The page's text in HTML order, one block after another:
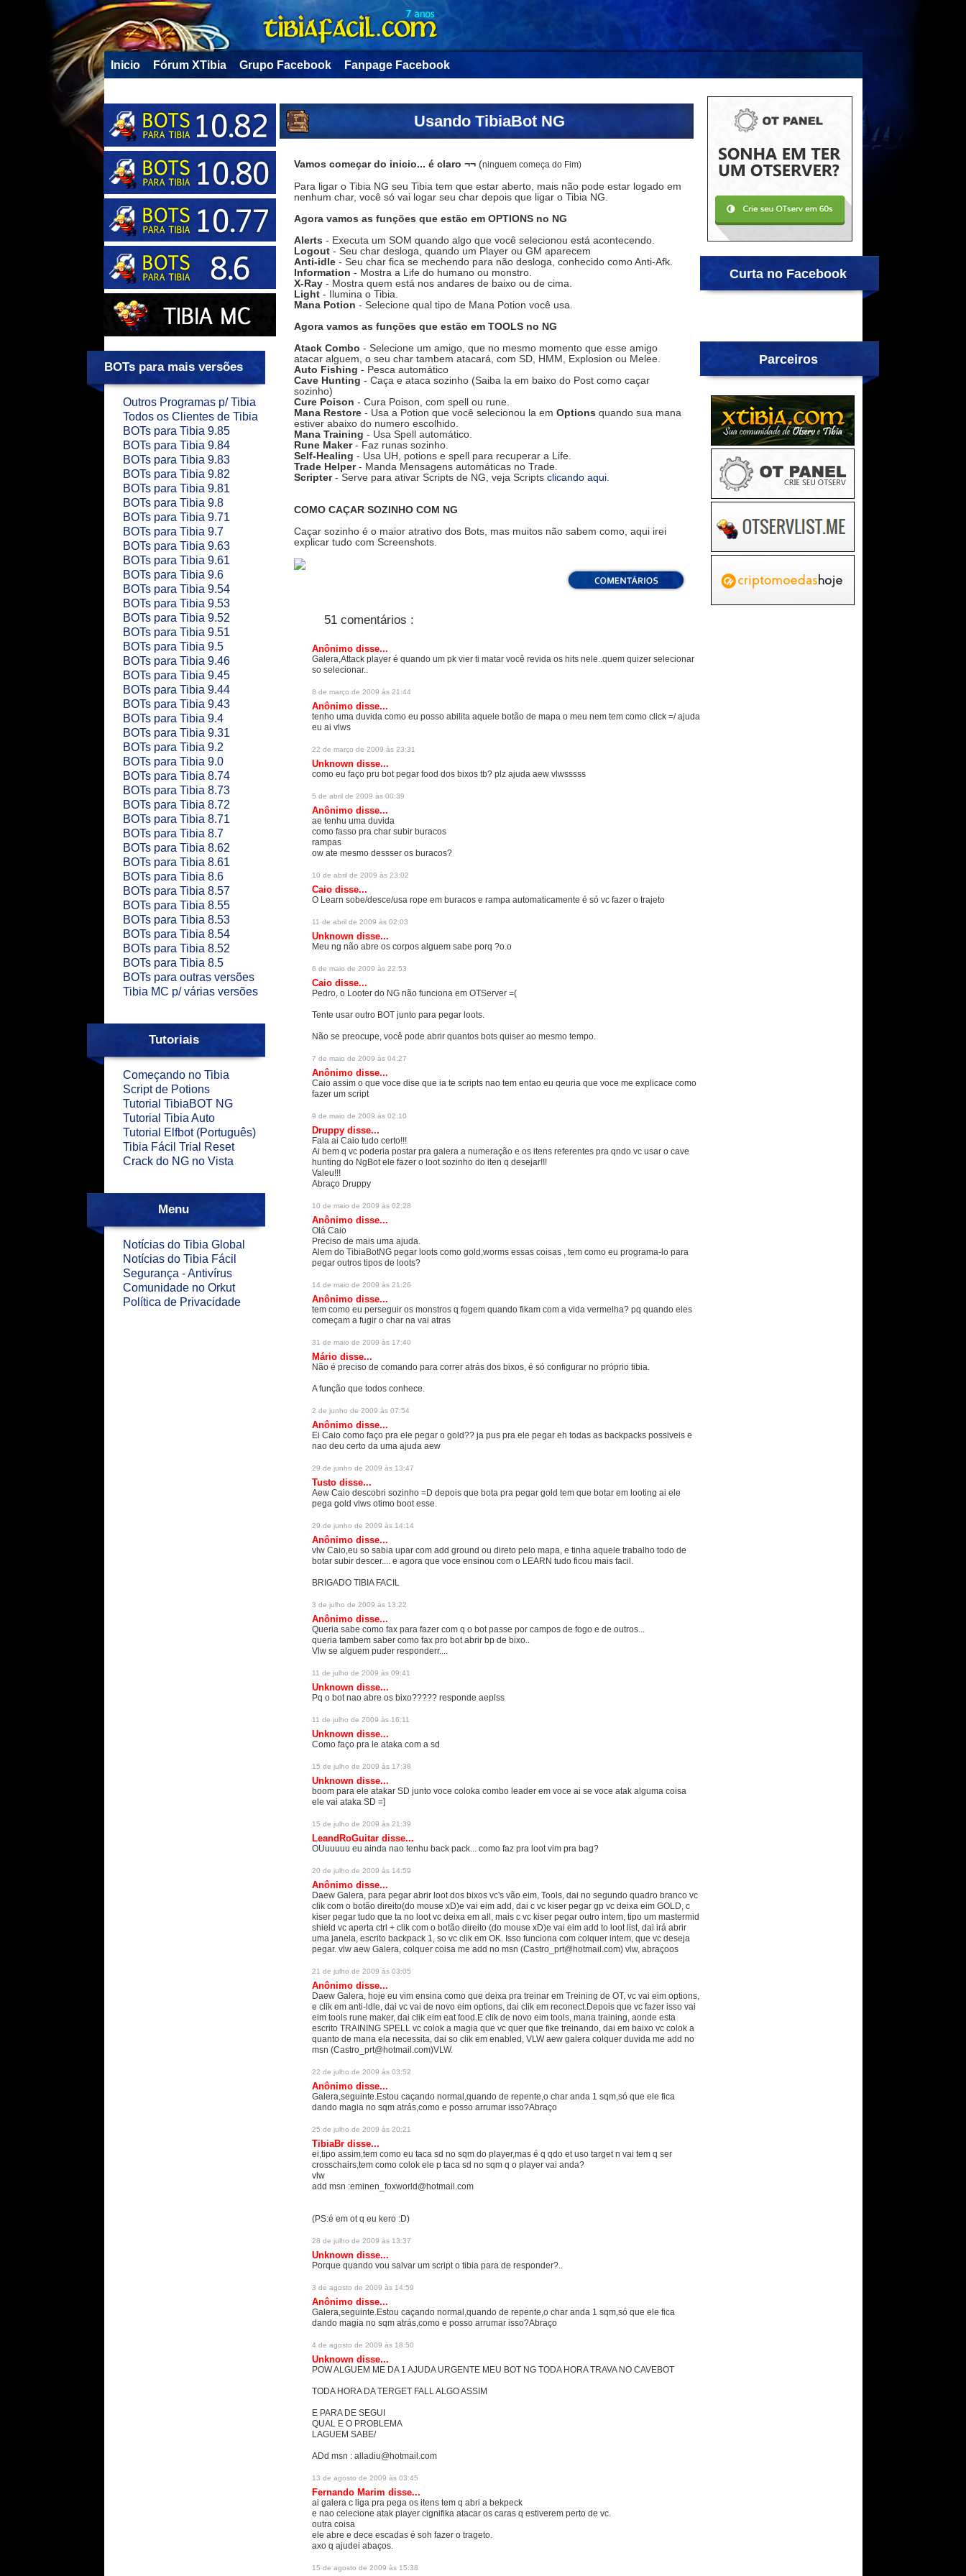
Inicio Fórum XTibia Grupo Facebook Fanpage Facebook
BOTs para mais versões
Outros Programas p/ Tibia
Todos os Clientes de Tibia
BOTs para Tibia 9.85
BOTs para Tibia 9.84
BOTs para Tibia 9.83
BOTs para Tibia 9.82
BOTs para Tibia 9.81
BOTs para Tibia 9.8
BOTs para Tibia 9.71
BOTs para Tibia 9.7
BOTs para Tibia 9.63
BOTs para Tibia 9.61
BOTs para Tibia 9.6
BOTs para Tibia 9.54
BOTs para Tibia 9.53
BOTs para Tibia 9.52
BOTs para Tibia 9.51
BOTs para Tibia 9.5
BOTs para Tibia 9.46
BOTs para Tibia 9.45
BOTs para Tibia 9.44
BOTs para Tibia 9.43
BOTs para Tibia 9.4
BOTs para Tibia 9.31
BOTs para Tibia 9.2
BOTs para Tibia 9.0
BOTs para Tibia 8.74
BOTs para Tibia 8.73
BOTs para Tibia 8.72
BOTs para Tibia 8.71
BOTs para Tibia 8.7
BOTs para Tibia 8.62
BOTs para Tibia 8.61
BOTs para Tibia 8.6
BOTs para Tibia 8.57
BOTs para Tibia 8.55
BOTs para Tibia 8.53
BOTs para Tibia 8.54
BOTs para Tibia 8.52
BOTs para Tibia 8.5
BOTs para outras versões
Tibia MC p/ várias versões
Tutoriais
Começando no Tibia
Script de Potions
Tutorial TibiaBOT NG
Tutorial Tibia Auto
Tutorial Elfbot (Português)
Tibia Fácil Trial Reset
Crack do NG no Vista
Menu
Notícias do Tibia Global
Notícias do Tibia Fácil
Segurança - Antivírus
Comunidade no Orkut
Política de Privacidade
Usando TibiaBot NG
Vamos começar do inicio... é claro ¬¬(ninguem começa do Fim)
Para ligar o Tibia NG seu Tibia tem que estar aberto, mais não pode estar logado em
nenhum char, você só vai logar seu char depois que ligar o Tibia NG.
Agora vamos as funções que estão em OPTIONS no NG
Alerts - Executa um SOM quando algo que você selecionou está acontecendo.
Logout- Seu char desloga, quando um Player ou GM aparecem
Anti-idle- Seu char fica se mechendo para não desloga, conhecido como Anti-Afk.
Information - Mostra a Life do humano ou monstro.
X-Ray - Mostra quem está nos andares de baixo ou de cima.
Light - Ilumina o Tibia.
Mana Potion - Selecione qual tipo de Mana Potion você usa.
Agora vamos as funções que estão em TOOLS no NG
Atack Combo - Selecione um amigo, que no mesmo momento que esse amigo
atacar alguem, o seu char tambem atacará, com SD, HMM, Explosion ou Melee.
Auto Fishing - Pesca automático
Cave Hunting - Caça e ataca sozinho (Saiba la em baixo do Post como caçar
sozinho)
Cure Poison - Cura Poison, com spell ou rune.
Mana Restore - Usa a Potion que você selecionou la em Options quando sua mana
estiver abaixo do numero escolhido.
Mana Training - Usa Spell automático.
Rune Maker- Faz runas sozinho.
Self-Healing - Usa UH, potions e spell para recuperar a Life.
Trade Helper- Manda Mensagens automáticas no Trade.
Scripter- Serve para ativar Scripts de NG, veja Scripts clicando aqui.
COMO CAÇAR SOZINHO COM NG
Caçar sozinho é o maior atrativo dos Bots, mas muitos não sabem como, aqui irei
explicar tudo com Screenshots.
51 comentários :
Anônimo disse...
Galera,Attack player é quando um pk vier ti matar você revida os hits nele..quem quizer selecionar
so selecionar..
8 de março de 2009 às 21:44
Anônimo disse...
tenho uma duvida como eu posso abilita aquele botão de mapa o meu nem tem como click =/ ajuda
eu ai vlws
22 de março de 2009 às 23:31
Unknown disse...
como eu faço pru bot pegar food dos bixos tb? plz ajuda aew vlwsssss
5 de abril de 2009 às 00:39
Anônimo disse...
ae tenhu uma duvida
como fasso pra char subir buracos
rampas
ow ate mesmo dessser os buracos?
10 de abril de 2009 às 23:02
Caio disse...
O Learn sobe/desce/usa rope em buracos e rampa automaticamente é só vc fazer o trajeto
11 de abril de 2009 às 02:03
Unknown disse...
Meu ng não abre os corpos alguem sabe porq ?o.o
6 de maio de 2009 às 22:53
Caio disse...
Pedro, o Looter do NG não funciona em OTServer =(
Tente usar outro BOT junto para pegar loots.
Não se preocupe, você pode abrir quantos bots quiser ao mesmo tempo.
7 de maio de 2009 às 04:27
Anônimo disse...
Caio assim o que voce dise que ia te scripts nao tem entao eu qeuria que voce me explicace como
fazer um script
9 de maio de 2009 às 02:10
Druppy disse...
Fala ai Caio tudo certo!!!
Ai bem q vc poderia postar pra galera a numeração e os itens referentes pra qndo vc usar o cave
hunting do NgBot ele fazer o loot sozinho do iten q desejar!!!
Valeu!!!
Abraço Druppy
10 de maio de 2009 às 02:28
Anônimo disse...
Olá Caio
Preciso de mais uma ajuda.
Alem do TibiaBotNG pegar loots como gold,worms essas coisas , tem como eu programa-lo para
pegar outros tipos de loots?
14 de maio de 2009 às 21:26
Anônimo disse...
tem como eu perseguir os monstros q fogem quando fikam com a vida vermelha? pq quando eles
começam a fugir o char na vai atras
31 de maio de 2009 às 17:40
Mário disse...
Não é preciso de comando para correr atrás dos bixos, é só configurar no próprio tibia.
A função que todos conhece.
2 de junho de 2009 às 07:54
Anônimo disse...
Ei Caio como faço pra ele pegar o gold?? ja pus pra ele pegar eh todas as backpacks possiveis e
nao deu certo da uma ajuda aew
29 de junho de 2009 às 13:47
Tusto disse...
Aew Caio descobri sozinho =D depois que bota pra pegar gold tem que botar em looting ai ele
pega gold vlws otimo boot esse.
29 de junho de 2009 às 14:14
Anônimo disse...
vlw Caio,eu so sabia upar com add ground ou direto pelo mapa, e tinha aquele trabalho todo de
botar subir descer.... e agora que voce ensinou com o LEARN tudo ficou mais facil.
BRIGADO TIBIA FACIL
3 de julho de 2009 às 13:22
Anônimo disse...
Queria sabe como fax para fazer com q o bot passe por campos de fogo e de outros...
queria tambem saber como fax pro bot abrir bp de bixo..
Vlw se alguem puder responderr....
11 de julho de 2009 às 09:41
Unknown disse...
Pq o bot nao abre os bixo????? responde aeplss
11 de julho de 2009 às 16:11
Unknown disse...
Como faço pra le ataka com a sd
15 de julho de 2009 às 17:38
Unknown disse...
boom para ele atakar SD junto voce coloka combo leader em voce ai se voce atak alguma coisa
ele vai ataka SD =]
15 de julho de 2009 às 21:39
LeandRoGuitar disse...
OUuuuuu eu ainda nao tenhu back pack... como faz pra loot vim pra bag?
20 de julho de 2009 às 14:59
Anônimo disse...
Daew Galera, para pegar abrir loot dos bixos vc's vão eim, Tools, dai no segundo quadro branco vc
clik com o botão direito(do mouse xD)e vai eim add, dai c vc kiser pegar gp vc deixa eim GOLD, c
kiser pegar tudo que ta no loot vc deixa em all, mais c vc kiser pegar outro intem, tipo um mastermid
shield vc aperta ctrl + clik com o botão direito (do mouse xD)e vai eim add to loot list, dai irá abrir
uma janela, escrito backpack 1, so vc clik em OK. Isso funciona com colquer intem, que vc deseja
pegar. vlw aew Galera, colquer coisa me add no msn (Castro_prt@hotmail.com) vlw, abraçoos
21 de julho de 2009 às 03:05
Anônimo disse...
Daew Galera, hoje eu vim ensina como que deixa pra treinar em Treining de OT, vc vai eim options,
e clik em anti-ldle, dai vc vai de novo eim options, dai clik em reconect.Depois que vc fazer isso vai
eim tools rune maker, dai clik eim eat food.E clik de novo eim tools, mana training, aonde esta
escrito TRAINING SPELL vc colok a magia que vc quer que fike treinando, dai em baixo vc colok a
quanto de mana ela necessita, dai so clik em enabled, VLW aew galera colquer duvida me add no
msn (Castro_prt@hotmail.com)VLW.
22 de julho de 2009 às 03:52
Anônimo disse...
Galera,seguinte.Estou caçando normal,quando de repente,o char anda 1 sqm,só que ele fica
dando magia no sqm atrás,como e posso arrumar isso?Abraço
25 de julho de 2009 às 20:21
TibiaBr disse...
ei,tipo assim,tem como eu taca sd no sqm do player,mas é q qdo et uso target n vai tem q ser
crosschairs,tem como colok ele p taca sd no sqm q o player vai anda?
vlw
add msn :eminen_foxworld@hotmail.com
(PS:é em ot q eu kero :D)
28 de julho de 2009 às 13:37
Unknown disse...
Porque quando vou salvar um script o tibia para de responder?..
3 de agosto de 2009 às 14:59
Anônimo disse...
Galera,seguinte.Estou caçando normal,quando de repente,o char anda 1 sqm,só que ele fica
dando magia no sqm atrás,como e posso arrumar isso?Abraço
4 de agosto de 2009 às 18:50
Unknown disse...
POW ALGUEM ME DA 1 AJUDA URGENTE MEU BOT NG TODA HORA TRAVA NO CAVEBOT
TODA HORA DA TERGET FALL ALGO ASSIM
E PARA DE SEGUI
QUAL E O PROBLEMA
LAGUEM SABE/
ADd msn : alladiu@hotmail.com
13 de agosto de 2009 às 03:45
Fernando Marim disse...
ai galera c liga pra pega os itens tem q abri a bekpeck
e nao celecione atak player cignifika atacar os caras q estiverem perto de vc.
outra coisa
ele abre e dece escadas é soh fazer o trageto.
axo q ajudei abaços.
15 de agosto de 2009 às 15:38
Curta no Facebook
Parceiros